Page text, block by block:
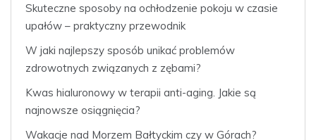
Skuteczne sposoby na ochłodzenie pokoju w czasie
upałów – praktyczny przewodnik
W jaki najlepszy sposób unikać problemów
zdrowotnych związanych z zębami?
Kwas hialuronowy w terapii anti-aging. Jakie są
najnowsze osiągnięcia?
Wakacje nad Morzem Bałtyckim czy w Górach?